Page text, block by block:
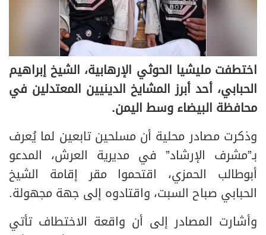
اختطفت مليشيا الحوثي الإرهابية، الشيخ إبراهيم
الحبابي، أحد أبرز المشايخ الدينيين المعتدلين في
محافظة البيضاء وسط اليمن.
وذكرت مصادر محلية أن مسلحين تابعين لما يُعرف
بـ”مشرف الإرشاد” في مديرية العرش، المدعو
أبوطالب الحمزي، اقتحموا مقر إقامة الشيخ
الحبابي صباح السبت، واقتادوه إلى جهة مجهولة.
وأشارت المصادر إلى أن واقعة الاختطاف تأتي